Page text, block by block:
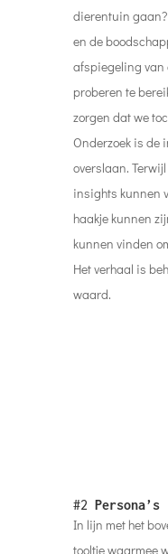
dierentuin gaan?
en de
afspiegeling van
proberen te
zorgen dat we
Onderzoek is de
overslaan.
insights kunnen
haakje kunnen
kunnen vinden
Het verhaal is
waard.
#2 Persona’s
In lijn met het
tooltje waarmee